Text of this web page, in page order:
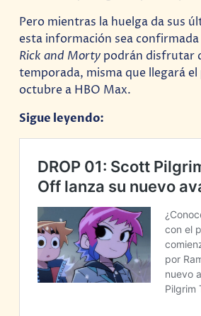
Pero mientras la huelga da sus
esta información sea
Rick and Morty podrán disfrutar
temporada, misma que llegará el
octubre a HBO Max.
Sigue leyendo: